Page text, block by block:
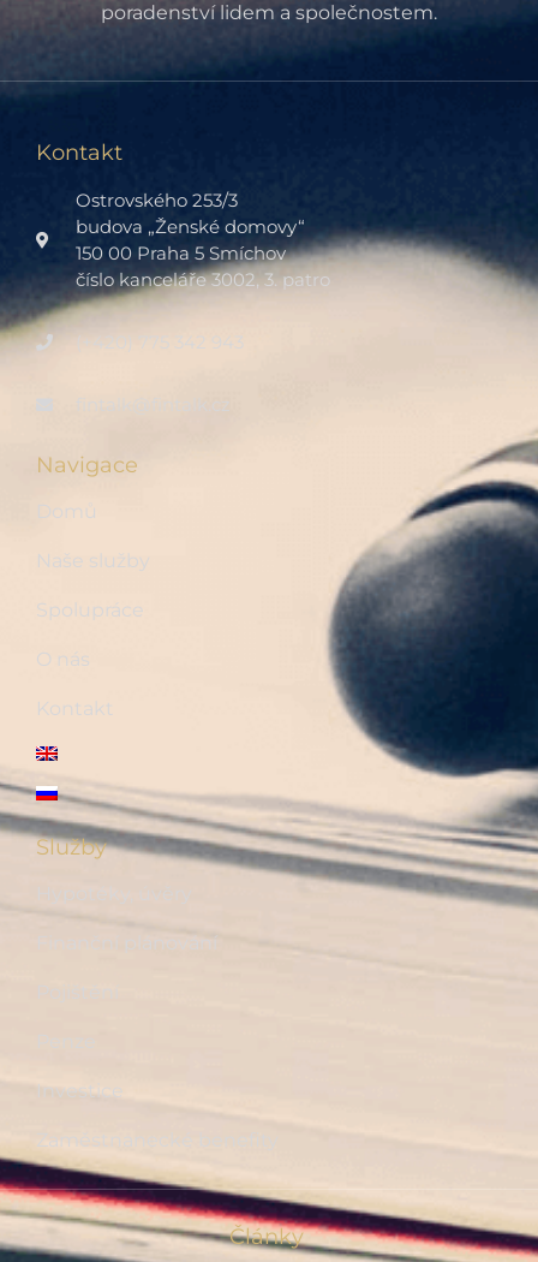
poradenství lidem a společnostem.
Kontakt
Ostrovského 253/3
budova „Ženské domovy“
150 00 Praha 5 Smíchov
číslo kanceláře 3002, 3. patro
(+420) 775 342 943
fintalk@fintalk.cz
Navigace
Domů
Naše služby
Spolupráce
O nás
Kontakt
Služby
Hypotéky, úvěry
Finanční plánování
Investice
Zaměstnanecké benefity
Články